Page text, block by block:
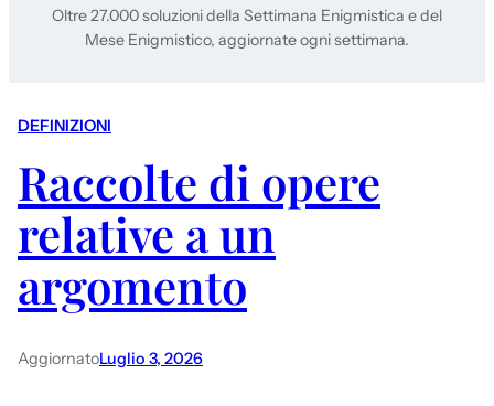
Oltre 27.000 soluzioni della Settimana Enigmistica e del
Mese Enigmistico, aggiornate ogni settimana.
DEFINIZIONI
Raccolte di opere
relative a un
argomento
AggiornatoLuglio 3, 2026